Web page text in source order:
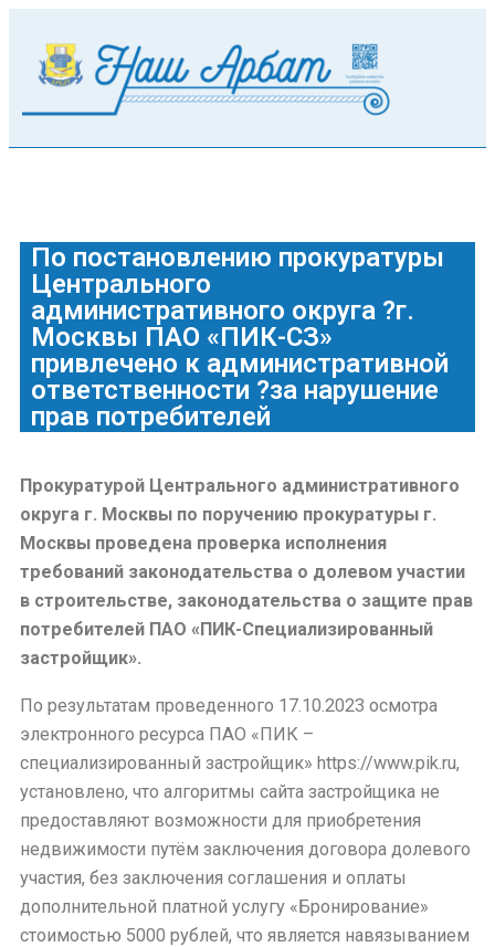
По постановлению прокуратуры
Центрального
административного округа ?г.
Москвы ПАО «ПИК-СЗ»
привлечено к административной
ответственности ?за нарушение
прав потребителей
Прокуратурой Центрального административного
округа г. Москвы по поручению прокуратуры г.
Москвы проведена проверка исполнения
требований законодательства о долевом участии
в строительстве, законодательства о защите прав
потребителей ПАО «ПИК-Специализированный
застройщик».
По результатам проведенного 17.10.2023 осмотра
электронного ресурса ПАО «ПИК –
специализированный застройщик» https://www.pik.ru,
установлено, что алгоритмы сайта застройщика не
предоставляют возможности для приобретения
недвижимости путём заключения договора долевого
участия, без заключения соглашения и оплаты
дополнительной платной услугу «Бронирование»
стоимостью 5000 рублей, что является навязыванием